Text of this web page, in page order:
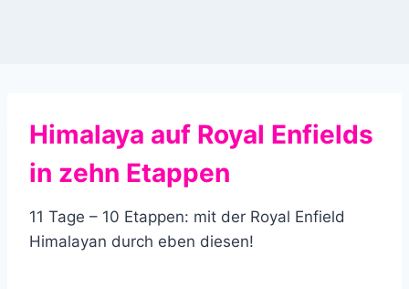
Himalaya auf Royal Enfields
in zehn Etappen
11 Tage – 10 Etappen: mit der Royal Enfield
Himalayan durch eben diesen!